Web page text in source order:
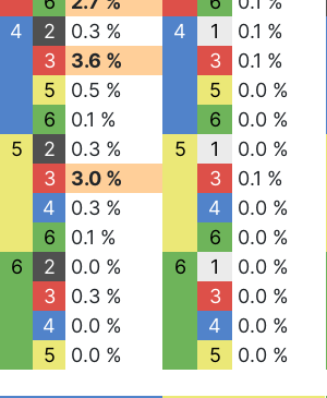
4
2
0.3 %
3
3.6 %
5
0.5 %
6
0.1 %
5
2
0.3 %
3
3.0 %
4
0.3 %
6
0.1 %
6
2
0.0 %
3
0.3 %
4
0.0 %
5
0.0 %
4
1
0.1 %
3
0.1 %
5
0.0 %
6
0.0 %
5
1
0.0 %
3
0.1 %
4
0.0 %
6
0.0 %
6
1
0.0 %
3
0.0 %
4
0.0 %
5
0.0 %